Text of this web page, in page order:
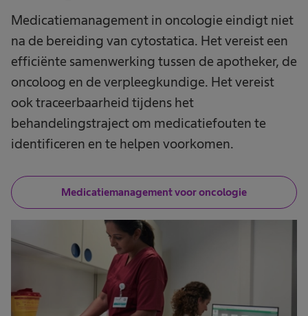
Medicatiemanagement in oncologie eindigt niet
na de bereiding van cytostatica. Het vereist een
efficiënte samenwerking tussen de apotheker, de
oncoloog en de verpleegkundige. Het vereist
ook traceerbaarheid tijdens het
behandelingstraject om medicatiefouten te
identificeren en te helpen voorkomen.
Medicatiemanagement voor oncologie